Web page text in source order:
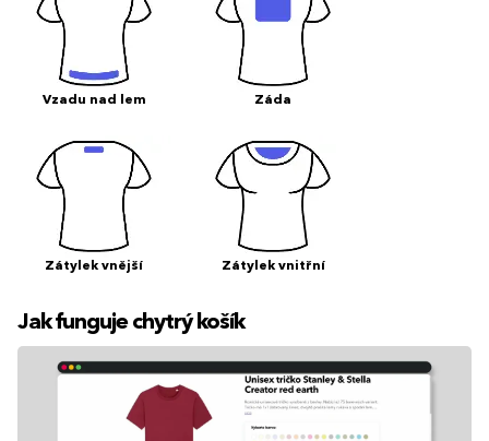
Vzadu nad lem Záda
Zátylek vnější Zátylek vnitřní
Jak funguje chytrý košík